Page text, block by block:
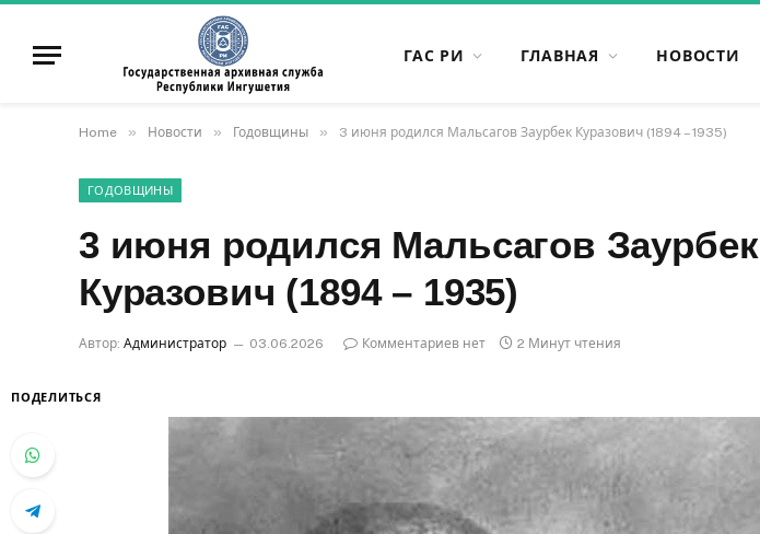
ГАС РИ ГЛАВНАЯ НОВОСТИ
Home » Новости » Годовщины » 3 июня родился Мальсагов Заурбек Куразович (1894 – 1935)
ГОДОВЩИНЫ
3 июня родился Мальсагов Заурбек
Куразович (1894 – 1935)
Автор: Администратор 03.06.2026 Комментариев нет 2 Минут чтения
ПОДЕЛИТЬСЯ